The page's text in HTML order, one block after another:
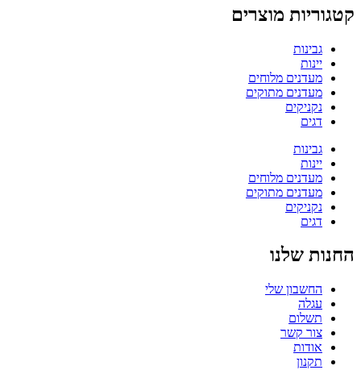
קטגוריות מוצרים
גבינות
יינות
מעדנים מלוחים
מעדנים מתוקים
נקניקים
דגים
גבינות
יינות
מעדנים מלוחים
מעדנים מתוקים
נקניקים
דגים
החנות שלנו
החשבון שלי
עגלה
תשלום
צור קשר
אודות
תקנון